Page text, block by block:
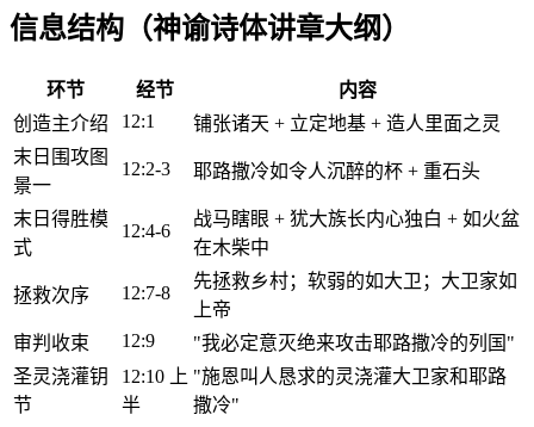
信息结构（神谕诗体讲章大纲）
环节 经节
内容
创造主介绍
12:1
铺张诸天 + 立定地基 + 造人里面之灵
末日围攻图
景一
12:2-3 耶路撒冷如令人沉醉的杯 + 重石头
末日得胜模
式
12:4-6
战马瞎眼 + 犹大族长内心独白 + 如火盆
在木柴中
拯救次序 12:7-8
先拯救乡村；软弱的如大卫；大卫家如
上帝
审判收束
12:9
"我必定意灭绝来攻击耶路撒冷的列国"
圣灵浇灌钥
节
12:10 上
半
"施恩叫人恳求的灵浇灌大卫家和耶路
撒冷"